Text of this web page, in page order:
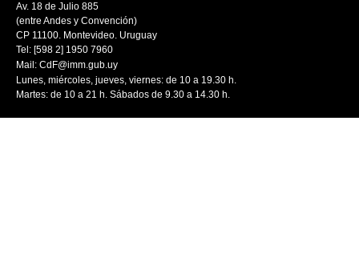
Av. 18 de Julio 885
(entre Andes y Convención)
CP 11100. Montevideo. Uruguay
Tel: [598 2] 1950 7960
Mail: CdF@imm.gub.uy
Lunes, miércoles, jueves, viernes: de 10 a 19.30 h.
Martes: de 10 a 21 h. Sábados de 9.30 a 14.30 h.